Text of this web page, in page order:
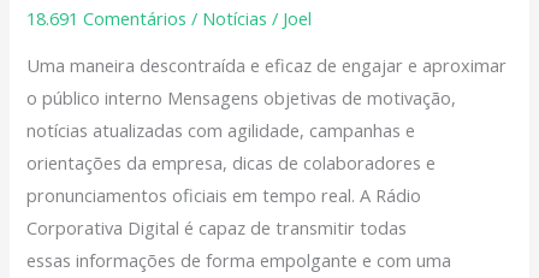
18.691 Comentários / Notícias / Joel
Uma maneira descontraída e eficaz de engajar e aproximar
o público interno Mensagens objetivas de motivação,
notícias atualizadas com agilidade, campanhas e
orientações da empresa, dicas de colaboradores e
pronunciamentos oficiais em tempo real. A Rádio
Corporativa Digital é capaz de transmitir todas
essas informações de forma empolgante e com uma